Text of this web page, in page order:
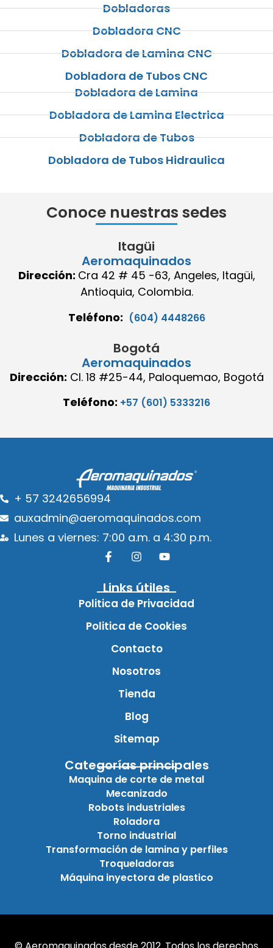
Dobladoras
Dobladora CNC
Dobladora de Lamina CNC
Dobladora de Tubos CNC
Dobladora de Lamina
Dobladora de Lamina Electrica
Dobladora de Tubos
Dobladora de Tubos Hidraulica
Conoce nuestras sedes
Itagüi
Aeromaquinados
Dirección: Cra 42 # 45 -63, Angeles, Itagüi,
Antioquia, Colombia.
Teléfono: (604) 4448266
Bogotá
Aeromaquinados
Dirección: Cl. 18 #25-44, Paloquemao, Bogotá
Teléfono: +57 (601) 5333216
+ 57 3242656994
auxadmin@aeromaquinados.com
Lunes a viernes: 7:00 a.m. a 4:30 p.m.
Links útiles
Politica de Privacidad
Politica de Cookies
Contacto
Nosotros
Tienda
Blog
Sitemap
Categorías principales
Maquina de corte de metal
Mecanizado
Robots industriales
Roladora
Torno industrial
Transformación de lamina y perfiles
Troqueladoras
Máquina inyectora de plastico